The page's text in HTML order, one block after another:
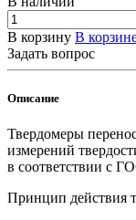
В корзину В
Задать вопрос
Описание
Твердомеры
измерений
в соответствии с
Принцип действия